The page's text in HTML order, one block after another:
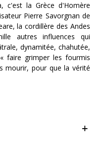
c'est la Grèce d'Homère
Pierre Savorgnan de
la cordillère des Andes
autres influences qui
dynamitée, chahutée,
faire grimper les fourmis
mourir, pour que la vérité